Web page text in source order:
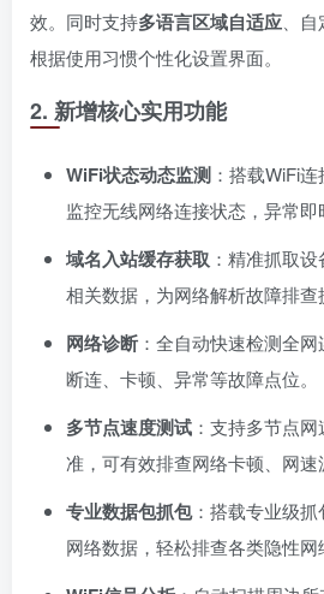
效。同时支持多语言区域自适应 、
根据使用习惯个性化设置界面。
2. 新增核心实用功能
WiFi状态动态监测 ：搭载WiFi
监控无线网络连接状态，异常即
域名入站缓存获取 ：精准抓取
相关数据，为网络解析故障排查
网络诊断 ：全自动快速检测全
断连、卡顿、异常等故障点位。
多节点速度测试 ：支持多节点
准，可有效排查网络卡顿、网速
专业数据包抓包：搭载专业级
网络数据，轻松排查各类隐性网